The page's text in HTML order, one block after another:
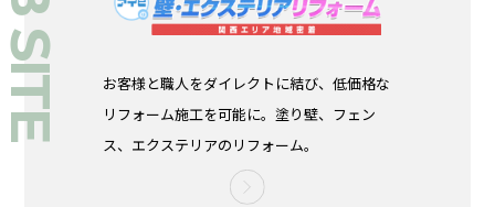
お客様と職人をダイレクトに結び、低価格な
リフォーム施工を可能に。塗り壁、フェン
ス、エクステリアのリフォーム。